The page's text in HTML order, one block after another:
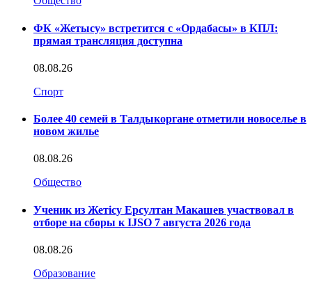
ФК «Жетысу» встретится с «Ордабасы» в КПЛ:
прямая трансляция доступна
08.08.26
Спорт
Более 40 семей в Талдыкоргане отметили новоселье в
новом жилье
08.08.26
Общество
Ученик из Жетісу Ерсултан Макашев участвовал в
отборе на сборы к IJSO 7 августа 2026 года
08.08.26
Образование